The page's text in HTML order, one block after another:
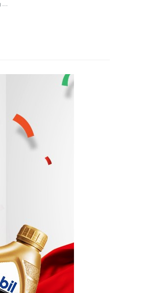
店舗：オフィシャルフラッグショップを楽しく走ります。